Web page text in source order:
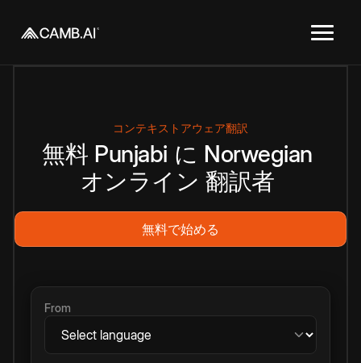
コンテキストアウェア翻訳
無料 Punjabi に Norwegian
オンライン 翻訳者
無料で始める
From